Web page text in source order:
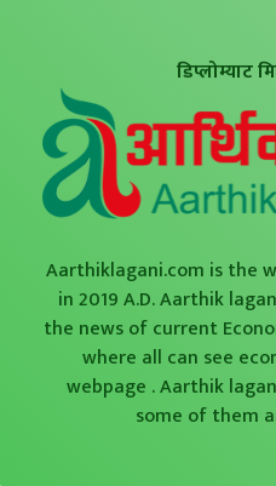
डिप्लोम्याट
Aarthiklagani.com is the
in 2019 A.D. Aarthik
the news of current
where all can see
webpage . Aarthik
some of them